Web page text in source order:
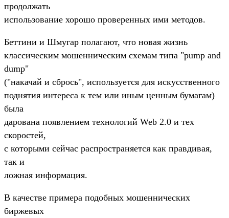
продолжать
использование хорошо проверенных ими методов.
Беттини и Шмугар полагают, что новая жизнь
классическим мошенническим схемам типа "pump and
dump"
("накачай и сбрось", используется для искусственного
поднятия интереса к тем или иным ценным бумагам)
была
дарована появлением технологий Web 2.0 и тех
скоростей,
с которыми сейчас распространяется как правдивая,
так и
ложная информация.
В качестве примера подобных мошеннических
биржевых